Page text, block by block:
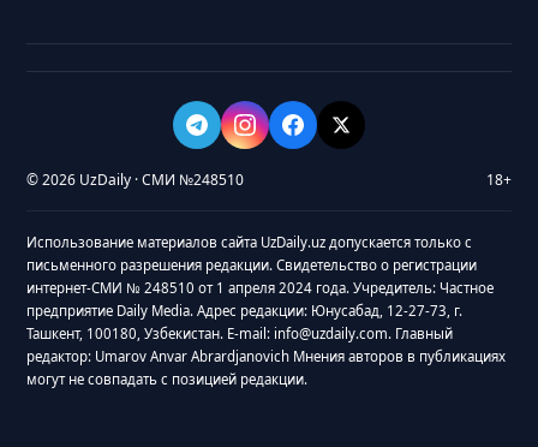
© 2026 UzDaily · СМИ №248510 18+
Использование материалов сайта UzDaily.uz допускается только с
письменного разрешения редакции. Свидетельство о регистрации
интернет-СМИ № 248510 от 1 апреля 2024 года. Учредитель: Частное
предприятие Daily Media. Адрес редакции: Юнусабад, 12-27-73, г.
Ташкент, 100180, Узбекистан. E-mail: info@uzdaily.com. Главный
редактор: Umarov Anvar Abrardjanovich Мнения авторов в публикациях
могут не совпадать с позицией редакции.